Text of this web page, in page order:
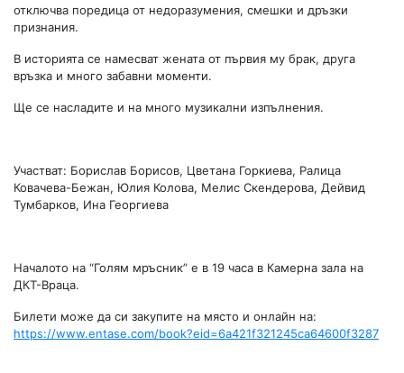
отключва поредица от недоразумения, смешки и дръзки
признания.
В историята се намесват жената от първия му брак, друга
връзка и много забавни моменти.
Ще се насладите и на много музикални изпълнения.
Участват: Борислав Борисов, Цветана Горкиева, Ралица
Ковачева-Бежан, Юлия Колова, Мелис Скендерова, Дейвид
Тумбарков, Ина Георгиева
Началото на “Голям мръсник” е в 19 часа в Камерна зала на
ДКТ-Враца.
Билети може да си закупите на място и онлайн на:
https://www.entase.com/book?eid=6a421f321245ca64600f3287